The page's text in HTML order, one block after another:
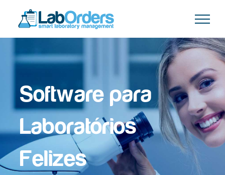
Software para
Laboratórios
Felizes